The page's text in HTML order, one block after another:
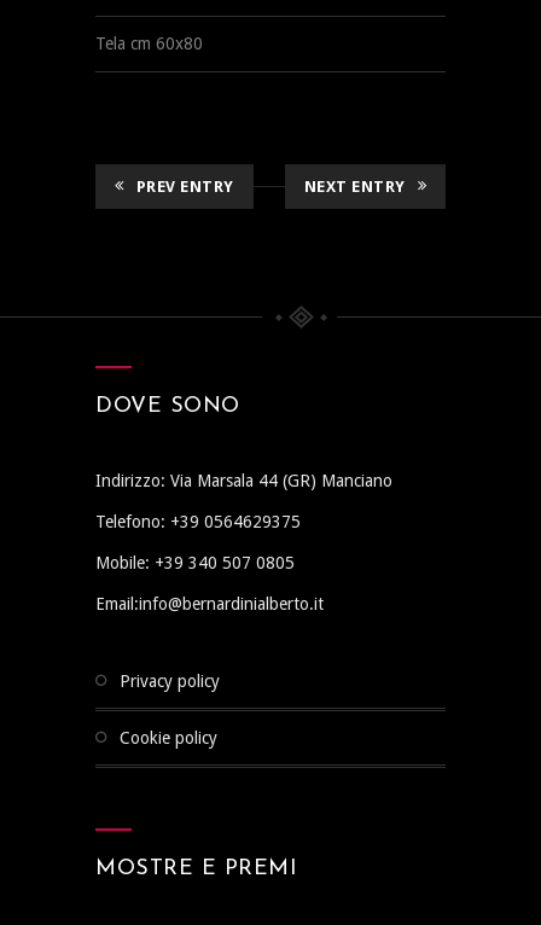
Tela cm 60x80
PREV ENTRY NEXT ENTRY
DOVE SONO
Indirizzo: Via Marsala 44 (GR) Manciano
Telefono: +39 0564629375
Mobile: +39 340 507 0805
Email:info@bernardinialberto.it
privacy policy
cookie policy
MOSTRE E PREMI